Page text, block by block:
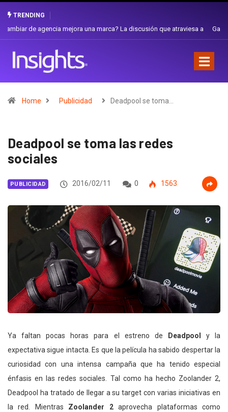
TRENDING
Gabriela Herrera y el arte de cambiarse el sombrero en Corporación
Home Publicidad Deadpool se toma…
Deadpool se toma las redes
sociales
PUBLICIDAD 2016/02/11 0 1563
Ya faltan pocas horas para el estreno de Deadpool
y la
expectativa sigue intacta. Es que la película ha sabido despertar la
curiosidad con una intensa campaña que ha tenido especial
énfasis en las redes sociales. Tal como ha hecho Zoolander 2,
Deadpool ha tratado de llegar a su target con varias iniciativas en
la red. Mientras Zoolander 2aprovecha plataformas como